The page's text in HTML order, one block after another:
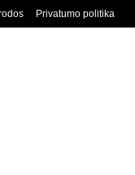
Privatumo politika